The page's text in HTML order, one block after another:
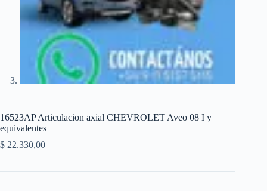
16523AP Articulacion axial CHEVROLET Aveo 08 I y
equivalentes
$ 22.330,00